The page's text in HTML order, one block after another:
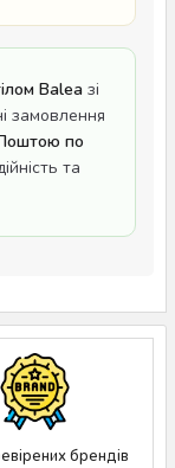
Balea зі
замовлення
по
та
брендів